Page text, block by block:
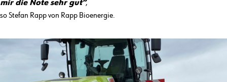
mir die Note sehr gut“,
so Stefan Rapp von Rapp Bioenergie.